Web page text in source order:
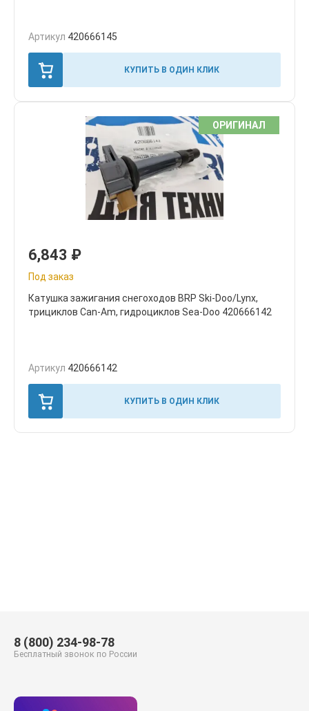
Артикул 420666145
КУПИТЬ В ОДИН КЛИК
ОРИГИНАЛ
6,843 ₽
Под заказ
Катушка зажигания снегоходов BRP Ski-Doo/Lynx,
трициклов Can-Am, гидроциклов Sea-Doo 420666142
Артикул 420666142
КУПИТЬ В ОДИН КЛИК
8 (800) 234-98-78
Бесплатный звонок по России